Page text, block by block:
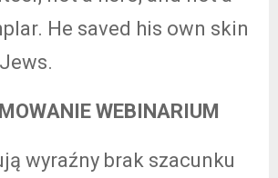
He saved his own skin
WEBINARIUM
wyraźny brak szacunku